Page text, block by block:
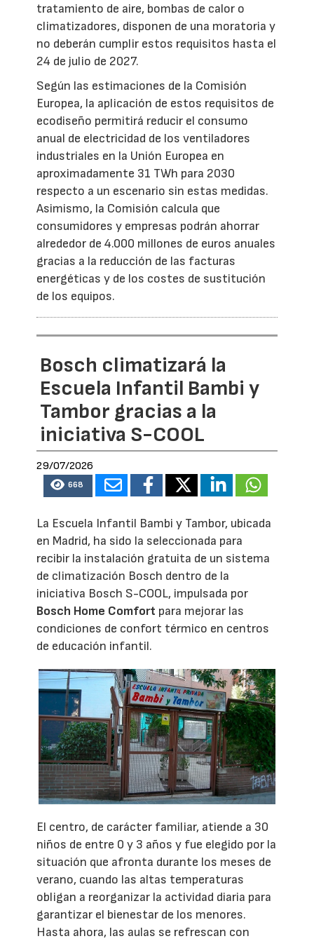
tratamiento de aire, bombas de calor o
climatizadores, disponen de una moratoria y
no deberán cumplir estos requisitos hasta el
24 de julio de 2027.
Según las estimaciones de la Comisión
Europea, la aplicación de estos requisitos de
ecodiseño permitirá reducir el consumo
anual de electricidad de los ventiladores
industriales en la Unión Europea en
aproximadamente 31 TWh para 2030
respecto a un escenario sin estas medidas.
Asimismo, la Comisión calcula que
consumidores y empresas podrán ahorrar
alrededor de 4.000 millones de euros anuales
gracias a la reducción de las facturas
energéticas y de los costes de sustitución
de los equipos.
Bosch climatizará la
Escuela Infantil Bambi y
Tambor gracias a la
iniciativa S-COOL
29/07/2026
668
La Escuela Infantil Bambi y Tambor, ubicada
en Madrid, ha sido la seleccionada para
recibir la instalación gratuita de un sistema
de climatización Bosch dentro de la
iniciativa Bosch S-COOL, impulsada por
Bosch Home Comfort para mejorar las
condiciones de confort térmico en centros
de educación infantil.
El centro, de carácter familiar, atiende a 30
niños de entre 0 y 3 años y fue elegido por la
situación que afronta durante los meses de
verano, cuando las altas temperaturas
obligan a reorganizar la actividad diaria para
garantizar el bienestar de los menores.
Hasta ahora, las aulas se refrescan con